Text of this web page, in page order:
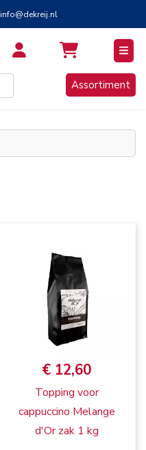
info@dekreij.nl
Inloggen / Aanmelden
Assortiment
€ 12,60
Topping voor
cappuccino Melange
d'Or zak 1 kg